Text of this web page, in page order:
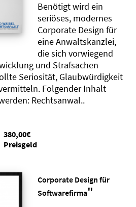
Benötigt wird ein
seriöses, modernes
Corporate Design für
eine Anwaltskanzlei,
die sich vorwiegend
und Strafsachen
Seriosität, Glaubwürdigkeit
Folgender Inhalt
Rechtsanwal..
380,00€
Preisgeld
Corporate Design für
Softwarefirma"